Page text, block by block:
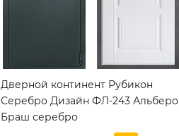
Дверной континент Рубикон
Серебро Дизайн ФЛ-243 Альберо
Браш серебро